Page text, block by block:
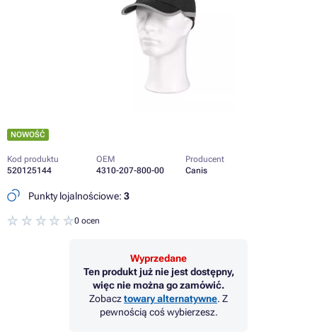
NOWOŚĆ
Kod produktu
520125144
OEM
4310-207-800-00
Producent
Canis
Punkty lojalnościowe: 3
0 ocen
Wyprzedane
Ten produkt już nie jest dostępny,
więc nie można go zamówić.
Zobacztowary alternatywne. Z
pewnością coś wybierzesz.